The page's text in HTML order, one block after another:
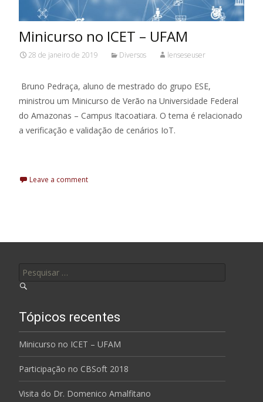
Minicurso no ICET – UFAM
28 de janeiro de 2019 Diversos lenseseuser
Bruno Pedraça, aluno de mestrado do grupo ESE,
ministrou um Minicurso de Verão na Universidade Federal
do Amazonas – Campus Itacoatiara. O tema é relacionado
a verificação e validação de cenários IoT.
Leave a comment
Tópicos recentes
Minicurso no ICET – UFAM
Participação no CBSoft 2018
Visita do Dr. Domenico Amalfitano